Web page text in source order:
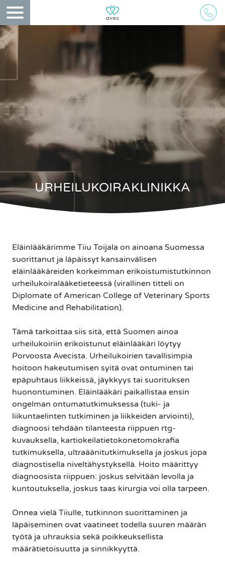
URHEILUKOIRAKLINIKKA
Eläinlääkärimme Tiiu Toijala on ainoana Suomessa
suorittanut ja läpäissyt kansainvälisen
eläinlääkäreiden korkeimman erikoistumistutkinnon
urheilukoiralääketieteessä (virallinen titteli on
Diplomate of American College of Veterinary Sports
Medicine and Rehabilitation).
Tämä tarkoittaa siis sitä, että Suomen ainoa
urheilukoiriin erikoistunut eläinlääkäri löytyy
Porvoosta Avecista. Urheilukoirien tavallisimpia
hoitoon hakeutumisen syitä ovat ontuminen tai
epäpuhtaus liikkeissä, jäykkyys tai suorituksen
huonontuminen. Eläinlääkäri paikallistaa ensin
ongelman ontumatutkimuksessa (tuki- ja
liikuntaelinten tutkiminen ja liikkeiden arviointi),
diagnoosi tehdään tilanteesta riippuen rtg-
kuvauksella, kartiokeilatietokonetomokrafia
tutkimuksella, ultraäänitutkimuksella ja joskus jopa
diagnostisella niveltähystyksellä. Hoito määrittyy
diagnoosista riippuen: joskus selvitään levolla ja
kuntoutuksella, joskus taas kirurgia voi olla tarpeen.
Onnea vielä Tiiulle, tutkinnon suorittaminen ja
läpäiseminen ovat vaatineet todella suuren määrän
työtä ja uhrauksia sekä poikkeuksellista
määrätietoisuutta ja sinnikkyyttä.